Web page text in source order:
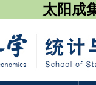
太阳成